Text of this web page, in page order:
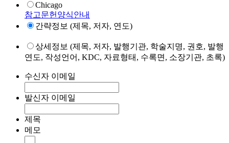
Chicago
참고문헌양식안내
간략정보 (제목, 저자, 연도)
상세정보 (제목, 저자, 발행기관, 학술지명, 권호, 발행
연도, 작성언어, KDC, 자료형태, 수록면, 소장기관, 초록)
수신자 이메일
발신자 이메일
제목
메모